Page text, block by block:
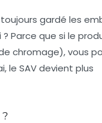
gardé les
Parce que si le
chromage), vous
le SAV devient plus